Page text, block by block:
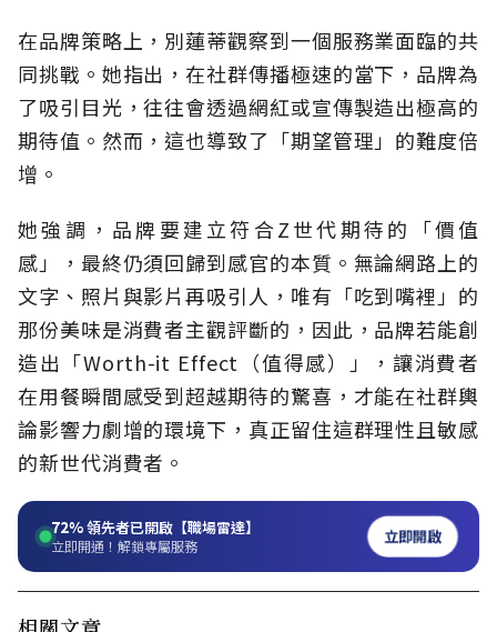
在品牌策略上，別蓮蒂觀察到一個服務業面臨的共
同挑戰。她指出，在社群傳播極速的當下，品牌為
了吸引目光，往往會透過網紅或宣傳製造出極高的
期待值。然而，這也導致了「期望管理」的難度倍
增。
她強調，品牌要建立符合Z世代期待的「價值
感」，最終仍須回歸到感官的本質。無論網路上的
文字、照片與影片再吸引人，唯有「吃到嘴裡」的
那份美味是消費者主觀評斷的，因此，品牌若能創
造出「Worth-it Effect（值得感）」，讓消費者
在用餐瞬間感受到超越期待的驚喜，才能在社群輿
論影響力劇增的環境下，真正留住這群理性且敏感
的新世代消費者。
72%領先者已開啟【職場雷達】
立即開通！解鎖專屬服務 立即開啟